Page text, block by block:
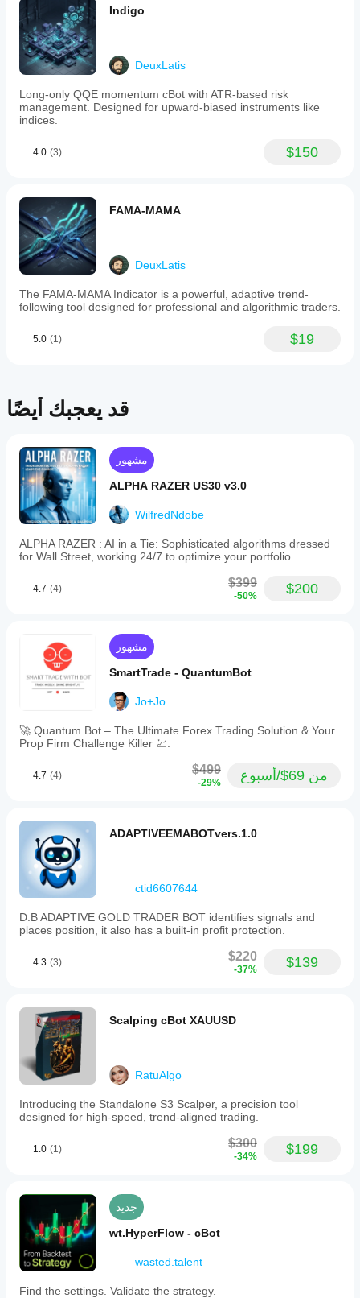
MoonSwing مثالي للمتداولين الذين يرغبون في دقة
خوارزمية مع ضوابط مخاطرة قابلة للتخصيص. سواء كنت
محافظًا وتريد إدارة مخاطرة محكمة أو جريئًا ومستعدًا للسماح
للصفقات بالاستمرار، تتيح لك مجموعة المعلمات ضبط
dynamically
calculated
as
multiples
of
ATR
to
adapt
to
and
to
two
take-
profit
levels
opt
for
stops
while
allowing
run.
The
bot
executes
trades
in
pairs,
enabling
different
strategies
Swing’s
design
emphasizes
rule-
based,
trading
by
entries
and
price
proximity
to
SuperTrend
levels,
aiming
to
improve
reward
sizing
can
be
based
on
either
account
or
balance,
customization
tolerance
trading
style.
The
bot
supports
trading
Indigo
DeuxLatis
Long-only QQE momentum cBot with ATR-based risk
management. Designed for upward-biased instruments like
indices.
4.0 (3) $150
FAMA-MAMA
DeuxLatis
The FAMA-MAMA Indicator is a powerful, adaptive trend-
following tool designed for professional and algorithmic traders.
5.0 (1) $19
قد يعجبك أيضًا
مشهور
ALPHA RAZER US30 v3.0
WilfredNdobe
ALPHA RAZER : AI in a Tie: Sophisticated algorithms dressed
for Wall Street, working 24/7 to optimize your portfolio
4.7 (4) $399
-50% $200
مشهور
SmartTrade - QuantumBot
Jo+Jo
🚀 Quantum Bot – The Ultimate Forex Trading Solution & Your
Prop Firm Challenge Killer 💹.
4.7 (4) $499
-29% من 69$/أسبوع
ADAPTIVEEMABOTvers.1.0
ctid6607644
D.B ADAPTIVE GOLD TRADER BOT identifies signals and
places position, it also has a built-in profit protection.
4.3 (3) $220
-37% $139
Scalping cBot XAUUSD
RatuAlgo
Introducing the Standalone S3 Scalper, a precision tool
designed for high-speed, trend-aligned trading.
1.0 (1) $300
-34% $199
جديد
wt.HyperFlow - cBot
wasted.talent
Find the settings. Validate the strategy.